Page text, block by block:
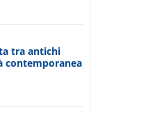
tra antichi
contemporanea